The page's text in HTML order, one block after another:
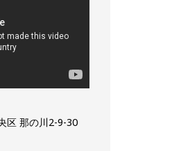
区 那の川2-9-30